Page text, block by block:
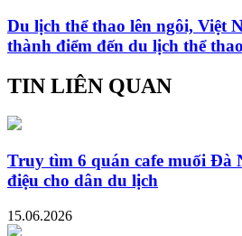
Du lịch thể thao lên ngôi, Việt
thành điểm đến du lịch thể
TIN LIÊN QUAN
Truy tìm 6 quán cafe muối Đà
điệu cho dân du lịch
15.06.2026